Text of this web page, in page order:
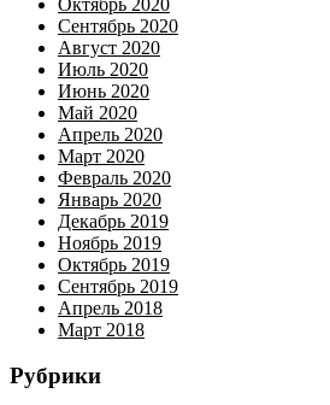
Сентябрь 2020
Август 2020
Июль 2020
Июнь 2020
Май 2020
Апрель 2020
Март 2020
Февраль 2020
Январь 2020
Декабрь 2019
Ноябрь 2019
Октябрь 2019
Сентябрь 2019
Апрель 2018
Март 2018
Рубрики